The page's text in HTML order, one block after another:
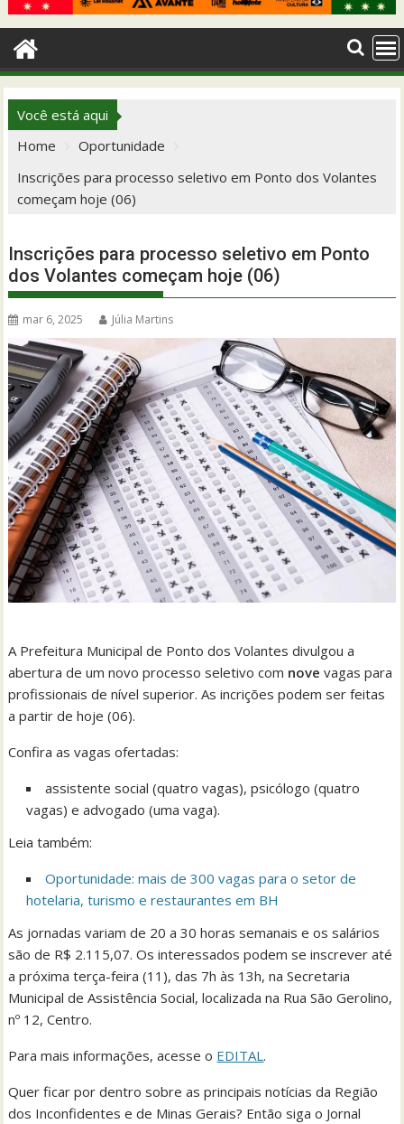
Você está aqui
Home
Oportunidade
Inscrições para processo seletivo em Ponto dos Volantes
começam hoje (06)
Inscrições para processo seletivo em Ponto
dos Volantes começam hoje (06)
mar 6, 2025 Júlia Martins
A Prefeitura Municipal de Ponto dos Volantes divulgou a
abertura de um novo processo seletivo com nove vagas para
profissionais de nível superior. As incrições podem ser feitas
a partir de hoje (06).
Confira as vagas ofertadas:
assistente social (quatro vagas), psicólogo (quatro
vagas) e advogado (uma vaga).
Leia também:
Oportunidade: mais de 300 vagas para o setor de
hotelaria, turismo e restaurantes em BH
As jornadas variam de 20 a 30 horas semanais e os salários
são de R$ 2.115,07. Os interessados podem se inscrever até
a próxima terça-feira (11), das 7h às 13h, na Secretaria
Municipal de Assistência Social, localizada na Rua São Gerolino,
nº 12, Centro.
Para mais informações, acesse o EDITAL .
Quer ficar por dentro sobre as principais notícias da Região
dos Inconfidentes e de Minas Gerais? Então siga o Jornal